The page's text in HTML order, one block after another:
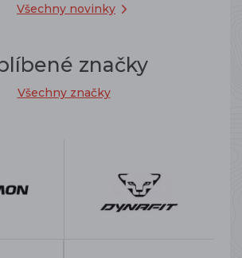
Všechny novinky
značky
Všechny značky